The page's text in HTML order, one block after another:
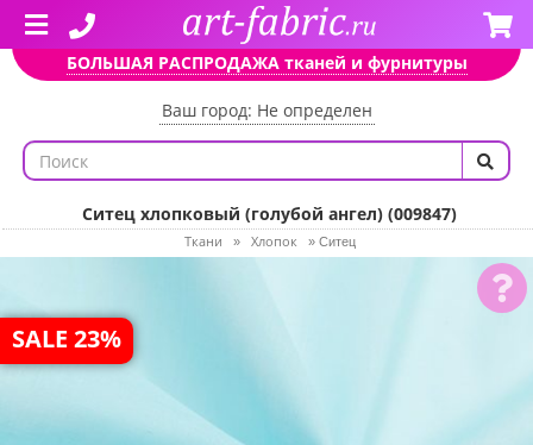
БОЛЬШАЯ РАСПРОДАЖА тканей и фурнитуры
Ваш город: Не определен
Ситец хлопковый (голубой ангел) (009847)
Ткани » Хлопок » Ситец
SALE 23%